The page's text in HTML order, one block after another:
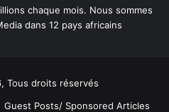
chaque mois. Nous sommes
dans 12 pays africains
Tous droits réservés
Guest Posts/ Sponsored Articles